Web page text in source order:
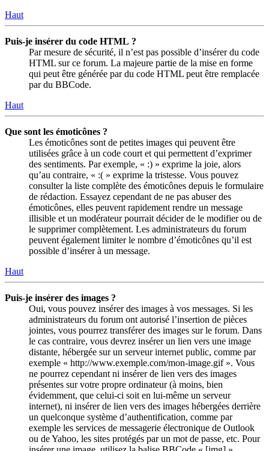
Haut
Puis-je insérer du code HTML ?
Par mesure de sécurité, il n’est pas possible d’insérer du code
HTML sur ce forum. La majeure partie de la mise en forme
qui peut être générée par du code HTML peut être remplacée
par du BBCode.
Haut
Que sont les émoticônes ?
Les émoticônes sont de petites images qui peuvent être
utilisées grâce à un code court et qui permettent d’exprimer
des sentiments. Par exemple, « :) » exprime la joie, alors
qu’au contraire, « :( » exprime la tristesse. Vous pouvez
consulter la liste complète des émoticônes depuis le formulaire
de rédaction. Essayez cependant de ne pas abuser des
émoticônes, elles peuvent rapidement rendre un message
illisible et un modérateur pourrait décider de le modifier ou de
le supprimer complètement. Les administrateurs du forum
peuvent également limiter le nombre d’émoticônes qu’il est
possible d’insérer à un message.
Haut
Puis-je insérer des images ?
Oui, vous pouvez insérer des images à vos messages. Si les
administrateurs du forum ont autorisé l’insertion de pièces
jointes, vous pourrez transférer des images sur le forum. Dans
le cas contraire, vous devrez insérer un lien vers une image
distante, hébergée sur un serveur internet public, comme par
exemple « http://www.exemple.com/mon-image.gif ». Vous
ne pourrez cependant ni insérer de lien vers des images
présentes sur votre propre ordinateur (à moins, bien
évidemment, que celui-ci soit en lui-même un serveur
internet), ni insérer de lien vers des images hébergées derrière
un quelconque système d’authentification, comme par
exemple les services de messagerie électronique de Outlook
ou de Yahoo, les sites protégés par un mot de passe, etc. Pour